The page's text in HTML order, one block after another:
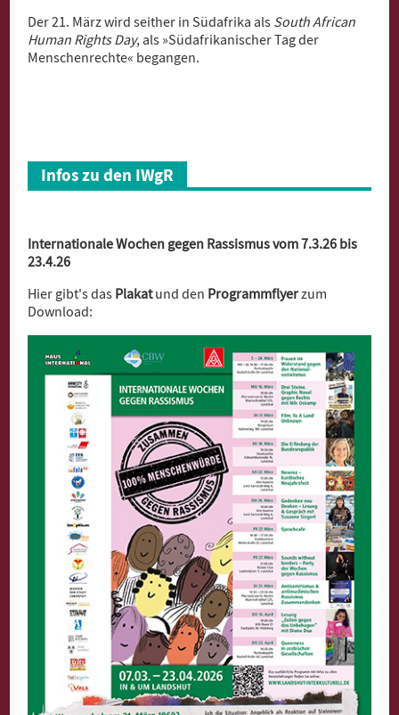
Der 21. März wird seither in Südafrika als South African
Human Rights Day, als »Südafrikanischer Tag der
Menschenrechte« begangen.
Infos zu den IWgR
Internationale Wochen gegen Rassismus vom 7.3.26 bis
23.4.26
Hier gibt's das Plakatund den Programmflyerzum
Download: